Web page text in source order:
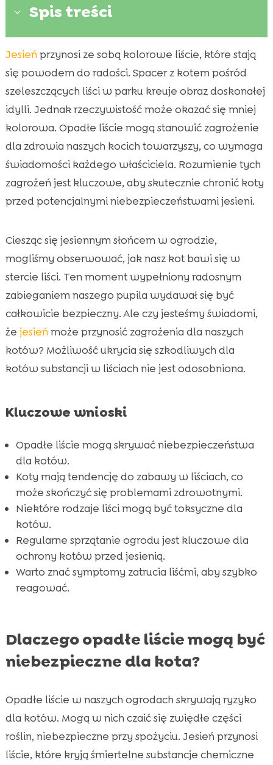
3 Spis treści
 Dlaczego opadłe liście mogą być
niebezpieczne dla kota?
 Jakie rodzaje liści są najbardziej
niebezpieczne?
Niebezpieczeństwo liści dla kota jesienią
Zatrucia toksycznymi substancjami
 Ukryte zagrożenia w stertach liści
 Jak zabezpieczyć ogród przed
niebezpieczeństwami dla kota?
Alternatywne sposoby ochrony kota
Produkty CricksyCat: Idealne dla kotów
Jakie symptomy wskazują na to, że kot jest
chory od kontaktu z liśćmi?
Co zrobić, jeśli podejrzewamy, że kot jest
kota
Jesień przynosi ze sobą kolorowe liście, które stają
się powodem do radości. Spacer z kotem pośród
szeleszczących liści w parku kreuje obraz doskonałej
idylli. Jednak rzeczywistość może okazać się mniej
kolorowa. Opadłe liście mogą stanowić zagrożenie
dla zdrowia naszych kocich towarzyszy, co wymaga
świadomości każdego właściciela. Rozumienie tych
zagrożeń jest kluczowe, aby skutecznie chronić koty
przed potencjalnymi niebezpieczeństwami jesieni.
Ciesząc się jesiennym słońcem w ogrodzie,
mogliśmy obserwować, jak nasz kot bawi się w
stercie liści. Ten moment wypełniony radosnym
zabieganiem naszego pupila wydawał się być
całkowicie bezpieczny. Ale czy jesteśmy świadomi,
że jesień może przynosić zagrożenia dla naszych
kotów? Możliwość ukrycia się szkodliwych dla
kotów substancji w liściach nie jest odosobniona.
Kluczowe wnioski
Opadłe liście mogą skrywać niebezpieczeństwa
dla kotów.
Koty mają tendencję do zabawy w liściach, co
może skończyć się problemami zdrowotnymi.
Niektóre rodzaje liści mogą być toksyczne dla
kotów.
Regularne sprzątanie ogrodu jest kluczowe dla
ochrony kotów przed jesienią.
Warto znać symptomy zatrucia liśćmi, aby szybko
reagować.
Dlaczego opadłe liście mogą być
niebezpieczne dla kota?
Opadłe liście w naszych ogrodach skrywają ryzyko
dla kotów. Mogą w nich czaić się zwiędłe części
roślin, niebezpieczne przy spożyciu. Jesień przynosi
liście, które kryją śmiertelne substancje chemiczne